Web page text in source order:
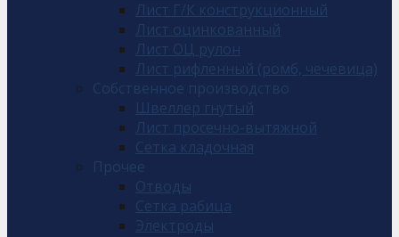
Лист Г/К конструкционный
Лист оцинкованный
Лист ОЦ рулон
Лист рифленный (ромб, чечевица)
Собственное производство
Швеллер гнутый
Лист просечно-вытяжной
Сетка кладочная
Прочее
Отводы
Сетка рабица
Электроды